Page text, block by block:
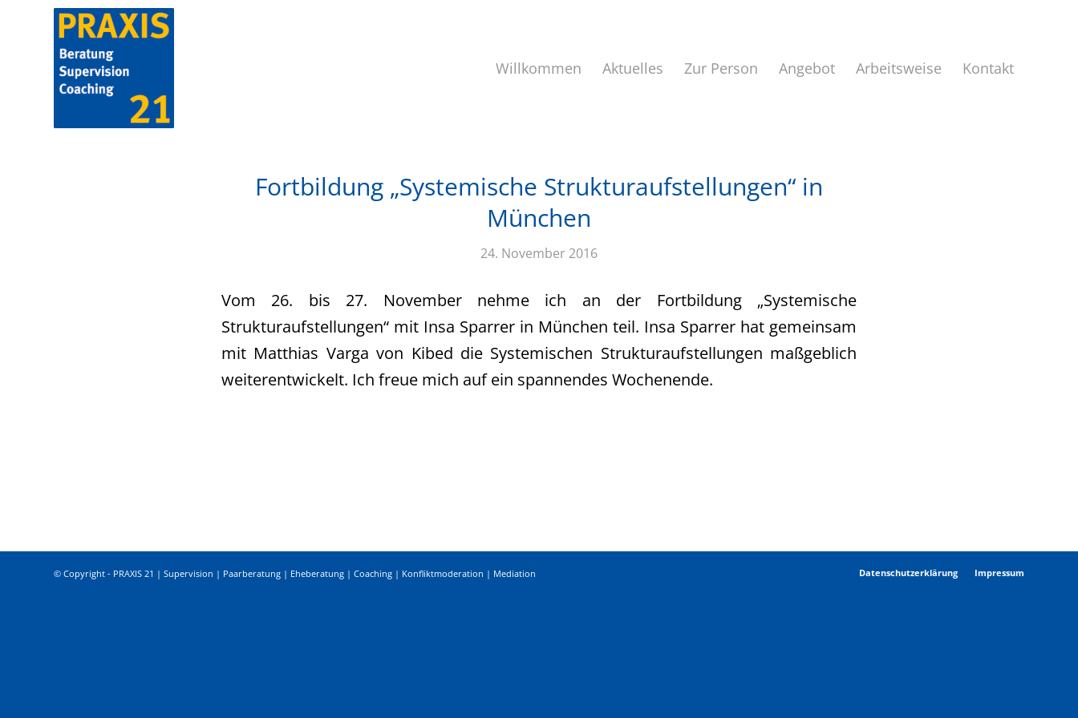
Willkommen Aktuelles Zur Person Angebot Arbeitsweise Kontakt
Fortbildung „Systemische Strukturaufstellungen“ in
München
24. November 2016
Vom 26. bis 27. November nehme ich an der Fortbildung „Systemische
Strukturaufstellungen“ mit Insa Sparrer in München teil. Insa Sparrer hat gemeinsam
mit Matthias Varga von Kibed die Systemischen Strukturaufstellungen maßgeblich
weiterentwickelt. Ich freue mich auf ein spannendes Wochenende.
© Copyright - PRAXIS 21 | Supervision | Paarberatung | Eheberatung | Coaching | Konfliktmoderation | Mediation Datenschutzerklärung Impressum